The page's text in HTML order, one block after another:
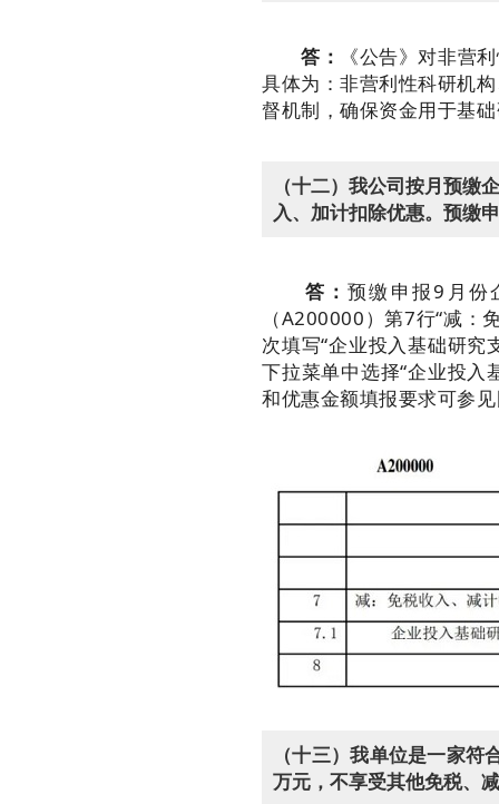
答：
《公告》对非营
具体为：非营利性科研机
督机制，确保资金用于基
（十二）我公司按月预
入、加计扣除优惠。预缴
答：预缴申报9月份
（A200000）第7行“减
次填写“企业投入基础研
下拉菜单中选择“企业投入
和优惠金额填报要求可参
（十三）我单位是一家
万元，不享受其他免税、